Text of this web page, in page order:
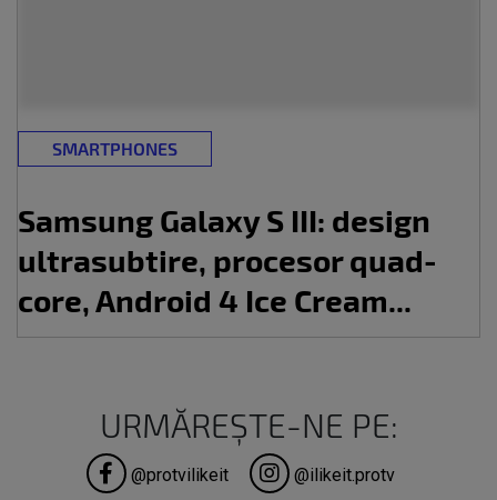
SMARTPHONES
Samsung Galaxy S III: design
ultrasubtire, procesor quad-
core, Android 4 Ice Cream...
URMĂREȘTE-NE PE:
@protvilikeit @ilikeit.protv